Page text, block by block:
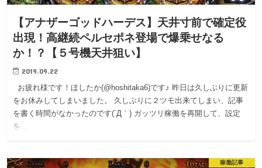
【アナザーゴッドハーデス】天井寸前で確定役
出現！高継続ペルセポネ登場で爆乗せなる
か！？【５号機天井狙い】
2019.09.22
お疲れ様です！ほしたか(@hoshitaka6)です♪ 昨日は久しぶりに更新
をお休みしてしまいました。 久しぶりに２ツモ出来てしまい、記事
を書く時間がなかったのです(´Д｀) ガッツリ稼働を再開して、設定
を…
稼働記事